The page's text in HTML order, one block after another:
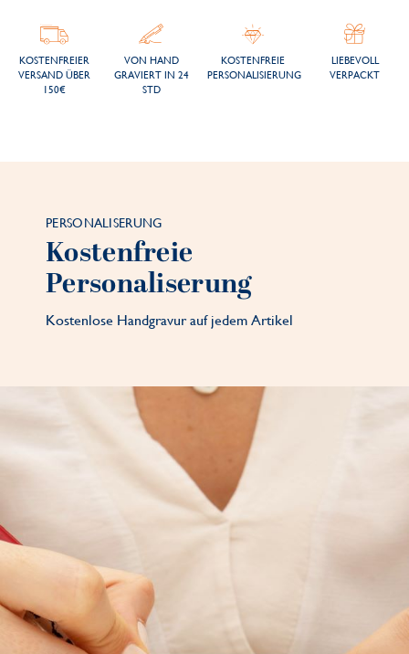
KOSTENFREIER
VERSAND ÜBER
150€
VON HAND
GRAVIERT IN 24
STD
KOSTENFREIE
PERSONALISIERUNG
LIEBEVOLL
VERPACKT
PERSONALISERUNG
Kostenfreie
Personaliserung
Kostenlose Handgravur auf jedem Artikel